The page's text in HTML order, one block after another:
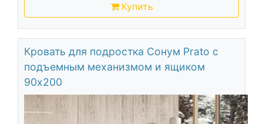
Купить
Кровать для подростка Сонум Prato с
подъемным механизмом и ящиком
90х200